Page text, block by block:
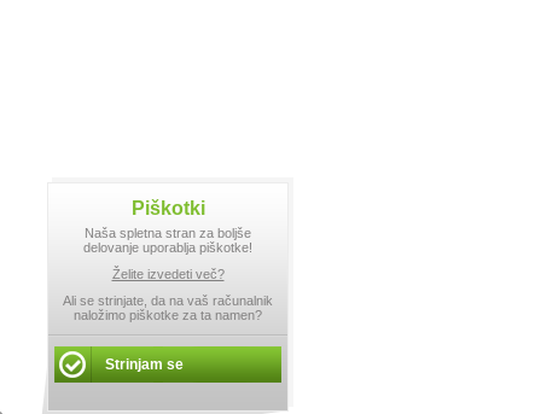
Piškotki
Naša spletna stran za boljše
delovanje uporablja piškotke!
Želite izvedeti več?
Ali se strinjate, da na vaš računalnik
naložimo piškotke za ta namen?
Strinjam se